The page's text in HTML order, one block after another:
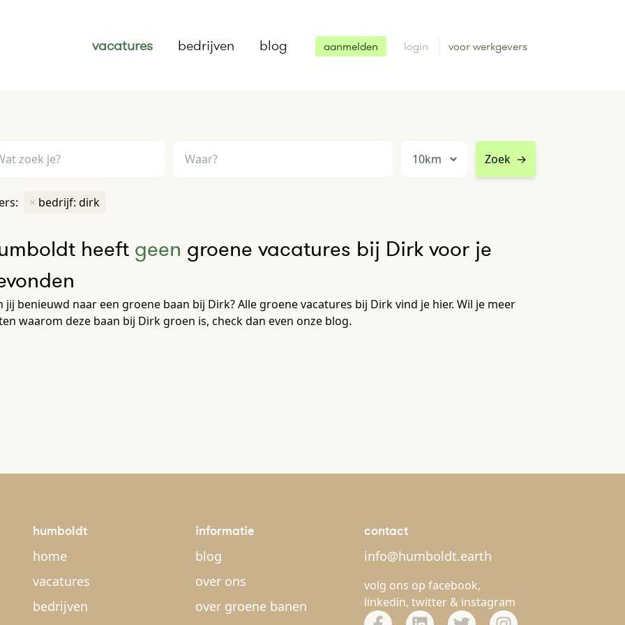
vacatures bedrijven blog aanmelden login voor werkgevers
Zoek →
× bedrijf: dirk
heeft geen groene vacatures bij Dirk voor je
jij benieuwd naar een groene baan bij Dirk? Alle groene vacatures bij Dirk vind je hier. Wil je meer
waarom deze baan bij Dirk groen is, check dan even onze blog.
humboldt
home
vacatures
bedrijven
informatie
blog
over ons
over groene banen
contact
info@humboldt.earth
volg ons op facebook,
linkedin, twitter & instagram